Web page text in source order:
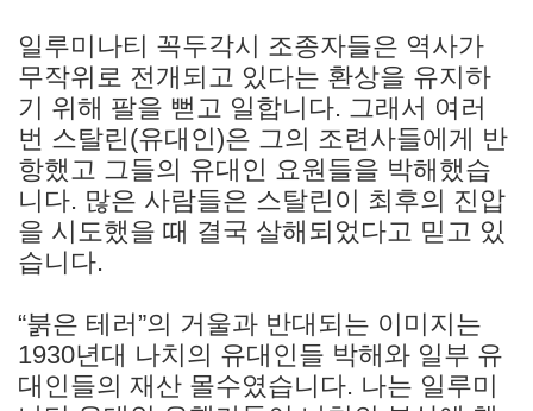
일루미나티 꼭두각시 조종자들은 역사가
무작위로 전개되고 있다는 환상을 유지하
기 위해 팔을 뻗고 일합니다. 그래서 여러
번 스탈린(유대인)은 그의 조련사들에게 반
항했고 그들의 유대인 요원들을 박해했습
니다. 많은 사람들은 스탈린이 최후의 진압
을 시도했을 때 결국 살해되었다고 믿고 있
습니다.
“붉은 테러”의 거울과 반대되는 이미지는
1930년대 나치의 유대인들 박해와 일부 유
대인들의 재산 몰수였습니다. 나는 일루미